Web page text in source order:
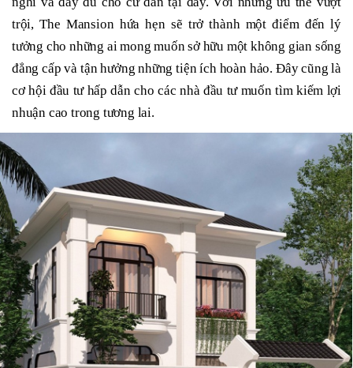
trội, The Mansion hứa hẹn sẽ trở thành một điểm đến lý
tưởng cho những ai mong muốn sở hữu một không gian sống
đẳng cấp và tận hưởng những tiện ích hoàn hảo. Đây cũng là
cơ hội đầu tư hấp dẫn cho các nhà đầu tư muốn tìm kiếm lợi
nhuận cao trong tương lai.